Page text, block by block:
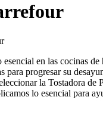
en las cocinas
para progresar su
la Tostadora de
lo esencial para